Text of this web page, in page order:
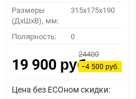
Размеры
(ДхШхВ), мм:
315x175x190
Полярность: 0
19 900 руб.
24400
−4 500руб.
Цена без ECOном скидки: